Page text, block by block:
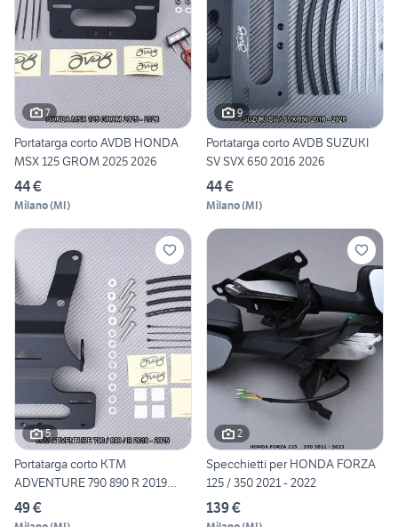
7
Portatarga corto AVDB HONDA
MSX 125 GROM 2025 2026
44 €
Milano(MI)
9
Portatarga corto AVDB SUZUKI
SV SVX 650 2016 2026
44 €
Milano(MI)
5
Portatarga corto KTM
ADVENTURE 790 890 R 2019
2025
49 €
2
Specchietti per HONDA FORZA
125 / 350 2021 - 2022
139 €